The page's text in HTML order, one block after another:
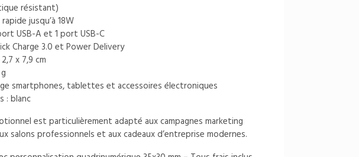
résistant)
jusqu’à 18W
USB-A et 1 port USB-C
Charge 3.0 et Power Delivery
x 7,9 cm
smartphones, tablettes et accessoires électroniques
: blanc
est particulièrement adapté aux campagnes marketing
salons professionnels et aux cadeaux d’entreprise modernes.